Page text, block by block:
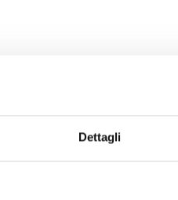
Dettagli
Ciascuna persona
progetti di